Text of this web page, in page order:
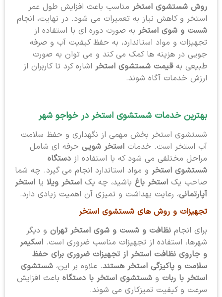
روش شستشوی استخرمناسب باعث افزایش طول عمر
استخر و کاهش نیاز به تعمیرات می شود. در نهایت، انجام
شست و شوی استخربه صورت دوره ای با استفاده از
تجهیزات و مواد استاندارد، به حفظ کیفیت آب و صرفه
جویی در هزینه ها کمک می کند و می توان به صورت
طبیعی به قیمت شستشوی استخراشاره کرد تا کاربران از
ارزش خدمات آگاه شوند.
بهترین خدمات شستشوی استخر در خواجو شهر
شستشوی استخر بخش مهمی از نگهداری و حفظ سلامت
آب استخر است. خدمات استخر شوییحرفه ای شامل
مراحل مختلفی می شود که با استفاده از دستگاه
شستشوی استخرو مواد استاندارد انجام می گیرد. چه شما
صاحب یک استخر باغباشید، چه یک استخر ویلایا استخر
آپارتمانی، رعایت بهداشت و تمیزی آن اهمیت زیادی دارد.
تجهیزات و روش های شستشوی استخر
برای انجام نظافت و شست و شوی استخر تهرانو دیگر
شهرها، استفاده از تجهیزات مناسب ضروری است. اسکیمر
و جاروی نظافت استخر از تجهیزات ضروری برای حفظ
سلامت و پاکیزگی استخر هستند. علاوه بر این، شستشوی
استخر با رباتو شستشوی استخر با دستگاهباعث افزایش
سرعت و کیفیت تمیزکاری می شوند.